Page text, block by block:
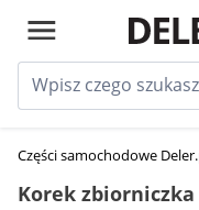
Części samochodowe
Korek